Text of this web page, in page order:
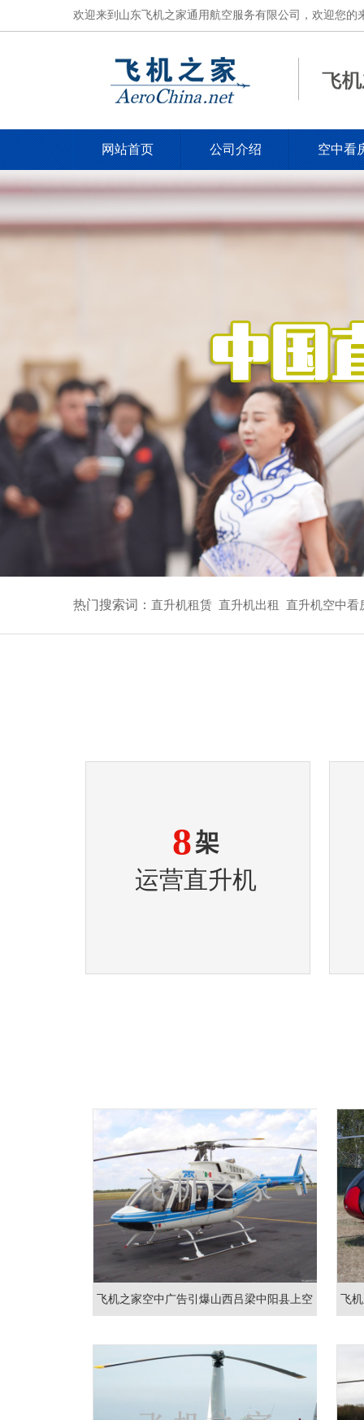
欢迎来到山东飞机之家通用航空服务有限公司，欢迎您的
网站首页 公司介绍 空中看
热门搜索词： 直升机租赁 直升机出租 直升机空中看
8架
运营直升机
飞机之家空中广告引爆山西吕梁中阳县上空 飞